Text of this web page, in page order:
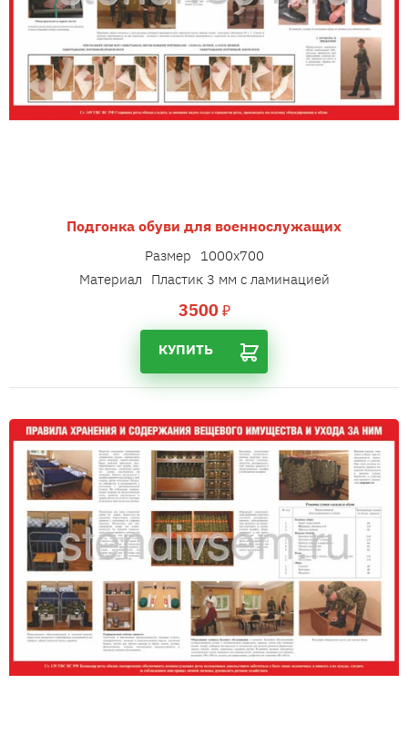
Подгонка обуви для военнослужащих
Размер 1000х700
Материал Пластик 3 мм с ламинацией
3500 ₽
КУПИТЬ